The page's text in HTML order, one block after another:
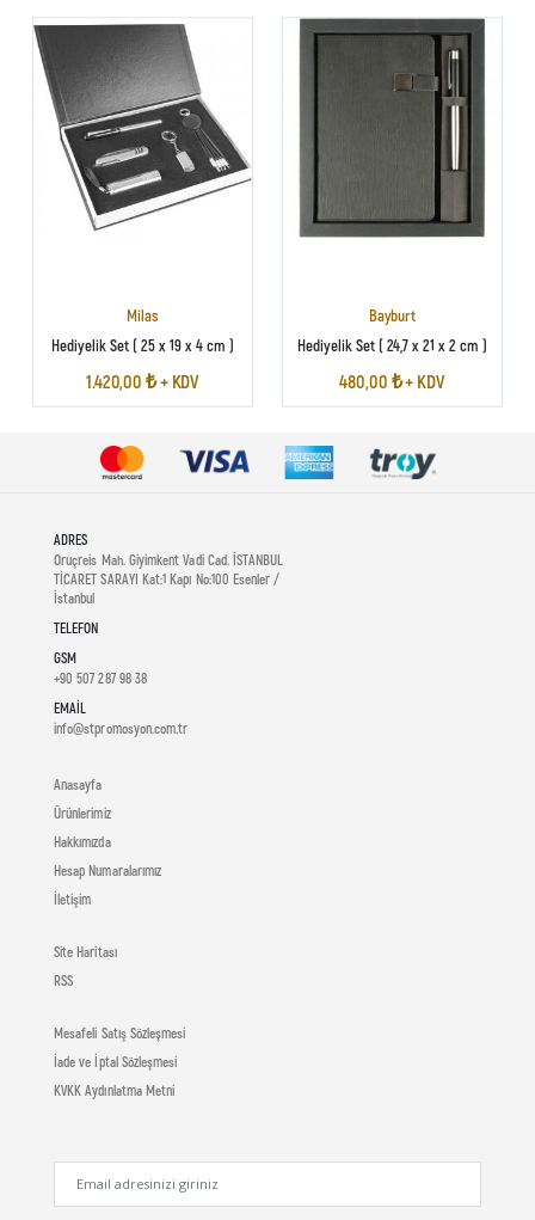
Milas
Hediyelik Set ( 25 x 19 x 4 cm )
1.420,00 ₺ + KDV
Bayburt
Hediyelik Set ( 24,7 x 21 x 2 cm )
480,00 ₺ + KDV
ADRES
Oruçreis Mah. Giyimkent Vadi Cad. İSTANBUL
TİCARET SARAYI Kat:1 Kapı No:100 Esenler /
İstanbul
TELEFON
GSM
+90 507 287 98 38
EMAIL
info@stpromosyon.com.tr
Anasayfa
Ürünlerimiz
Hakkımızda
Hesap Numaralarımız
İletişim
Site Haritası
RSS
Mesafeli Satış Sözleşmesi
İade ve İptal Sözleşmesi
KVKK Aydınlatma Metni